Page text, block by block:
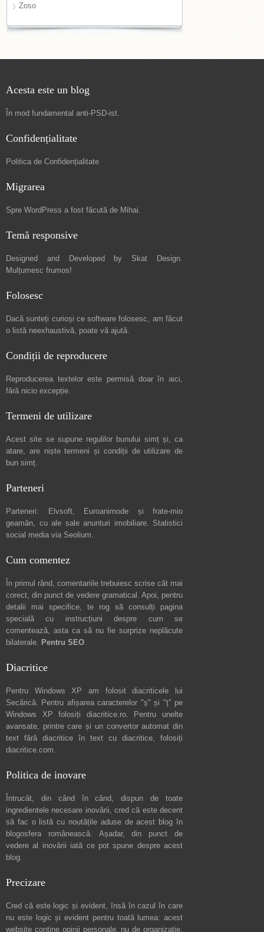
Zoso
Acesta este un blog
În mod fundamental anti-PSD-ist.
Confidențialitate
Politica de Confidențialitate
Migrarea
Spre WordPress a fost făcută de Mihai.
Temă responsive
Designed and Developed by Skat Design.
Mulțumesc frumos!
Folosesc
Dacă sunteți curioși ce software folosesc, am făcut
o listă neexhaustivă, poate vă ajută.
Condiții de reproducere
Reproducerea textelor este permisă doar în aici,
fără nicio excepție.
Termeni de utilizare
Acest site se supune regulilor bunului simț și, ca
atare, are niștetermeni și condiții de utilizare de
bun simț.
Parteneri
Parteneri: Elvsoft, Euroanimode și frate-mio
geamăn, cu ale sale anunturi imobiliare. Statistici
social media via Seolium.
Cum comentez
În primul rând, comentariile trebuiesc scrise cât mai
corect, din punct de vedere gramatical. Apoi, pentru
detalii mai specifice, te rog să consulți pagina
specială cu instrucțiuni despre cum se
comentează, asta ca să nu fie surprize neplăcute
bilaterale. Pentru SEO.
Diacritice
Pentru Windows XP am folosit diacriticele lui
Secărică. Pentru afișarea caracterelor "ș" și "ț" pe
Windows XP folosiți diacritice.ro. Pentru unelte
avansate, printre care și un convertor automat din
text fără diacritice în text cu diacritice, folosiți
diacritice.com.
Politica de inovare
Întrucât, din când în când, dispun de toate
ingredientele necesare inovării, cred că este decent
să fac o listă cu noutățile aduse de acest blog în
blogosfera românească. Așadar, din punct de
vedere al inovării iată ce pot spune despre acest
blog.
Precizare
Cred că este logic și evident, însă în cazul în care
nu este logic și evident pentru toată lumea: acest
website conține opinii personale, nu de organizație.